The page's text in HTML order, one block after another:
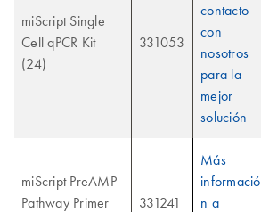
miScript Single
Cell qPCR Kit
(24)
331053
contacto
con
nosotros
para la
mejor
solución
miScript PreAMP
Pathway Primer
331241
Más
informació
n a